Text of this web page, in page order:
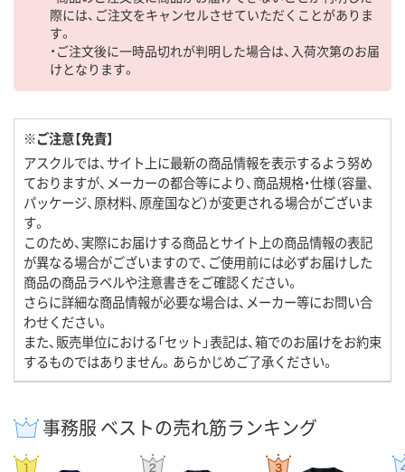
際には、ご注文をキャンセルさせていただくことがありま
す。
・ご注文後に一時品切れが判明した場合は、入荷次第のお届
けとなります。
※ご注意【免責】
アスクルでは、サイト上に最新の商品情報を表示するよう努め
ておりますが、メーカーの都合等により、商品規格・仕様（容量、
パッケージ、原材料、原産国など）が変更される場合がございま
す。
このため、実際にお届けする商品とサイト上の商品情報の表記
が異なる場合がございますので、ご使用前には必ずお届けした
商品の商品ラベルや注意書きをご確認ください。
さらに詳細な商品情報が必要な場合は、メーカー等にお問い合
わせください。
また、販売単位における「セット」表記は、箱でのお届けをお約束
するものではありません。あらかじめご了承ください。
事務服 ベストの売れ筋ランキング